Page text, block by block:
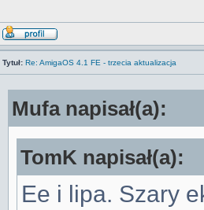
Tytuł: Re: AmigaOS 4.1 FE - trzecia aktualizacja
Mufa napisał(a):
TomK napisał(a):
Ee i lipa. Szary